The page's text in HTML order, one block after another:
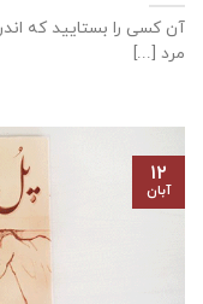
آن کسی را بستایید که
مرد [...]
۱۲
آبان